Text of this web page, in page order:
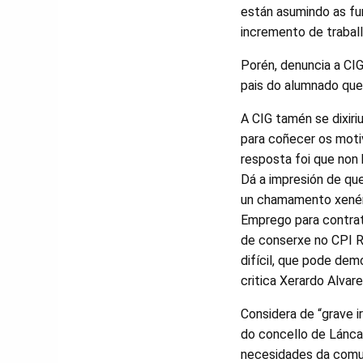
están asumindo as
incremento de
Porén, denuncia a
pais do alumnado
A CIG tamén se
para coñecer os
resposta foi que non
Dá a impresión de
un chamamento
Emprego para
de conserxe no CPI
difícil, que pode
critica Xerardo
Considera de “grave
do concello de
necesidades da